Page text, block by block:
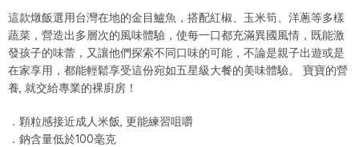
這款燉飯選用台灣在地的金目鱸魚，搭配紅椒、玉米筍、洋蔥等多樣
蔬菜，營造出多層次的風味體驗，使每一口都充滿異國風情，既能激
發孩子的味蕾，又讓他們探索不同口味的可能，不論是親子出遊或是
在家享用，都能輕鬆享受這份宛如五星級大餐的美味體驗。 寶寶的營
養, 就交給專業的裸廚房！
．顆粒感接近成人米飯, 更能練習咀嚼
．鈉含量低於100毫克